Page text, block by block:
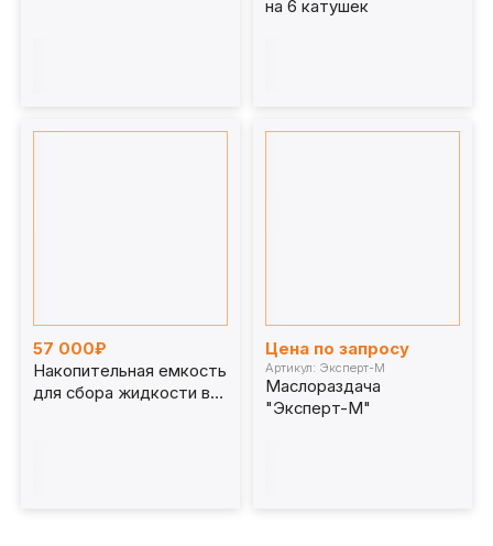
на 6 катушек
57 000₽
Накопительная емкость
для сбора жидкости в
Цена по запросу
Артикул: Эксперт-М
Маслораздача
"Эксперт-М"